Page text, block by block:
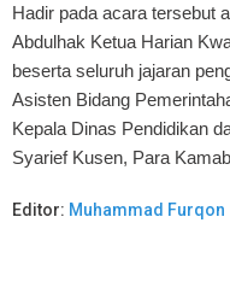
Hadir pada acara tersebut
Abdulhak Ketua Harian
beserta seluruh jajaran
Asisten Bidang
Kepala Dinas Pendidikan
Syarief Kusen, Para
Editor: Muhammad Furqon